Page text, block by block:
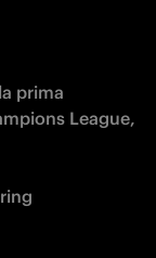
prima
League,